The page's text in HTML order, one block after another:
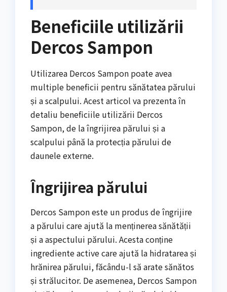
Beneficiile utilizării
Dercos Sampon
Utilizarea Dercos Sampon poate avea
multiple beneficii pentru sănătatea părului
și a scalpului. Acest articol va prezenta în
detaliu beneficiile utilizării Dercos
Sampon, de la îngrijirea părului și a
scalpului până la protecția părului de
daunele externe.
Îngrijirea părului
Dercos Sampon este un produs de îngrijire
a părului care ajută la menținerea sănătății
și a aspectului părului. Acesta conține
ingrediente active care ajută la hidratarea și
hrănirea părului, făcându-l să arate sănătos
și strălucitor. De asemenea, Dercos Sampon